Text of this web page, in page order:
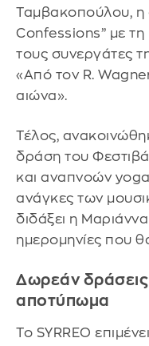
Ταμβακοπούλου, η
Confessions” με
τους συνεργάτες
«Από τον R.
αιώνα».
Τέλος,
δράση του
και αναπνοών yoga
ανάγκες των
διδάξει η
ημερομηνίες που
Δωρεάν δράσεις
αποτύπωμα
Το SYRREO